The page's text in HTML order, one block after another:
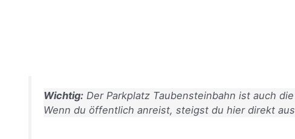
Wichtig: Der Parkplatz Taubensteinbahn ist auch die
Wenn du öffentlich anreist, steigst du hier direkt